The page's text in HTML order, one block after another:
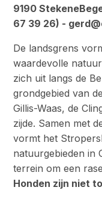
9190
67 39 26) -
De landsgrens
waardevolle
zich uit langs de
grondgebied van
Gillis-Waas, de
zijde. Samen met
vormt het
natuurgebieden in
terrein om een
Honden zijn niet